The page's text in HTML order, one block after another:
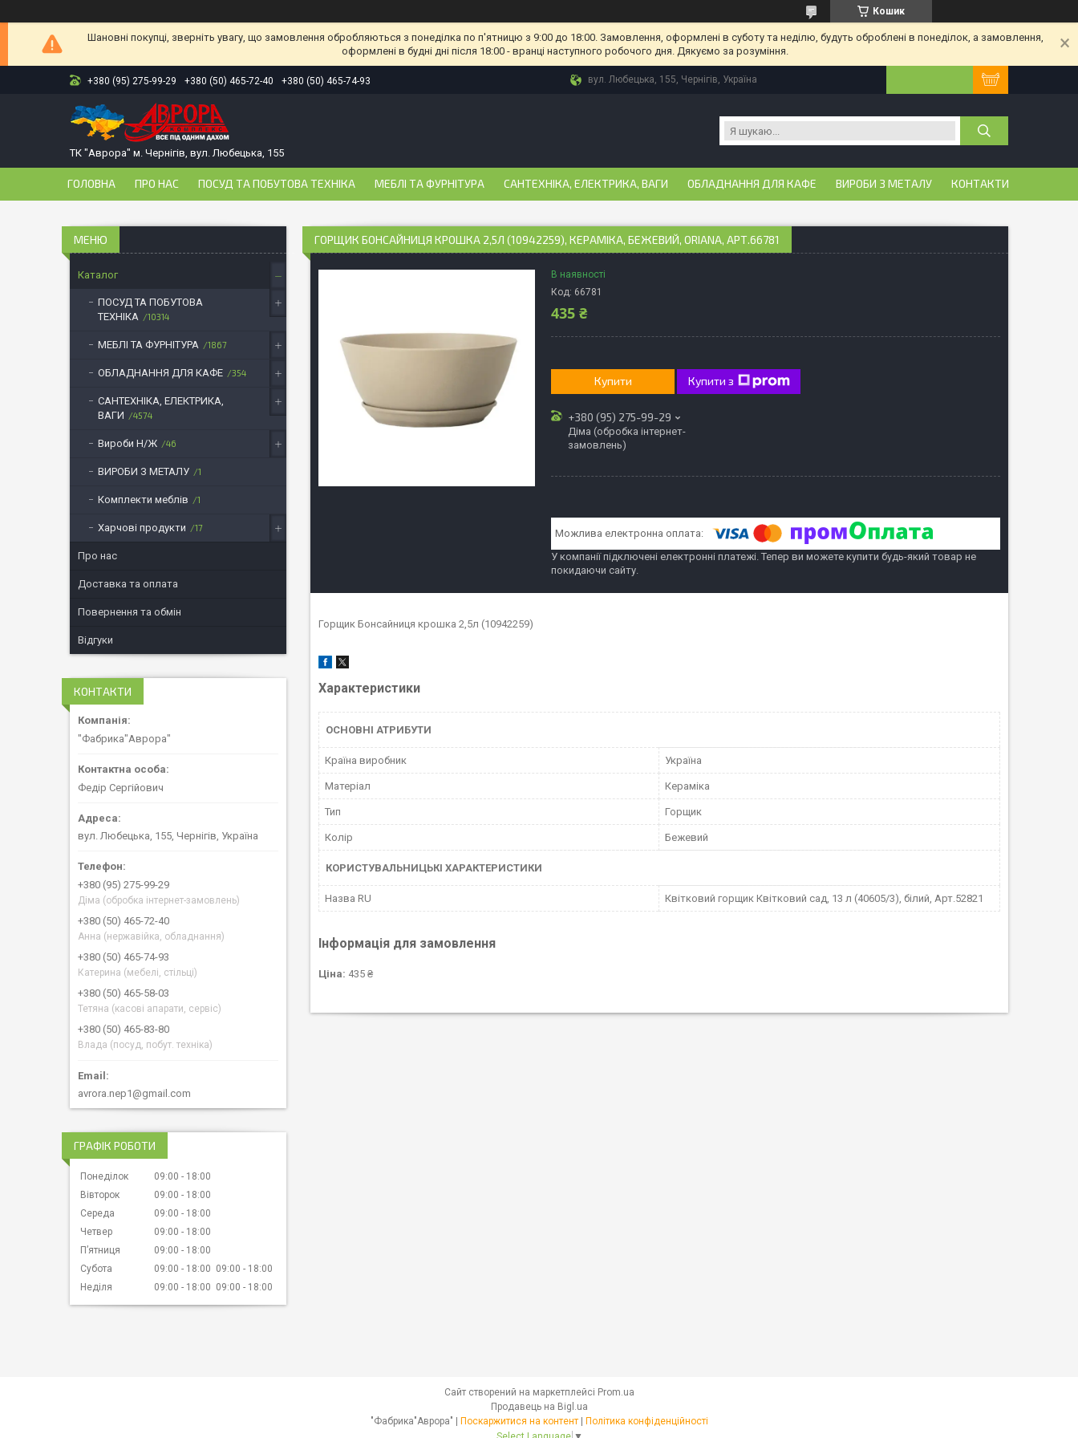
Кошик
Шановні покупці, зверніть увагу, що замовлення обробляються з понеділка по п'ятницю з 9:00 до 18:00. Замовлення, оформлені в суботу та неділю, будуть оброблені в понеділок, а замовлення,
оформлені в будні дні після 18:00 - вранці наступного робочого дня. Дякуємо за розуміння.
+380 (95) 275-99-29 +380 (50) 465-72-40 +380 (50) 465-74-93 вул. Любецька, 155, Чернігів, Україна
ТК "Аврора" м. Чернігів, вул. Любецька, 155
ГОЛОВНА ПРО НАС ПОСУД ТА ПОБУТОВА ТЕХНІКА МЕБЛІ ТА ФУРНІТУРА САНТЕХНІКА, ЕЛЕКТРИКА, ВАГИ ОБЛАДНАННЯ ДЛЯ КАФЕ ВИРОБИ З МЕТАЛУ КОНТАКТИ
ГОРЩИК БОНСАЙНИЦЯ КРОШКА 2,5Л (10942259), КЕРАМІКА, БЕЖЕВИЙ, ORIANA, АРТ.66781
В наявності
Код: 66781
435 ₴
Купити Купити з
+380 (95) 275-99-29
Діма (обробка інтернет-
замовлень)
У компанії підключені електронні платежі. Тепер ви можете купити будь-який товар не
покидаючи сайту.
Горщик Бонсайниця крошка 2,5л (10942259)
Характеристики
ОСНОВНІ АТРИБУТИ
Країна виробник Україна
Матеріал Кераміка
Тип Горщик
Колір Бежевий
КОРИСТУВАЛЬНИЦЬКІ ХАРАКТЕРИСТИКИ
Назва RU Квітковий горщик Квітковий сад, 13 л (40605/3), білий, Арт.52821
Інформація для замовлення
Ціна: 435 ₴
Каталог
ПОСУД ТА ПОБУТОВА
ТЕХНІКА
10314
МЕБЛІ ТА ФУРНІТУРА 1867
ОБЛАДНАННЯ ДЛЯ КАФЕ 354
САНТЕХНІКА, ЕЛЕКТРИКА,
ВАГИ
4574
Вироби Н/Ж 46
ВИРОБИ З МЕТАЛУ 1
Комплекти меблів 1
Харчові продукти 17
Про нас
Доставка та оплата
Повернення та обмін
Відгуки
КОНТАКТИ
"Фабрика"Аврора"
Федір Сергійович
вул. Любецька, 155, Чернігів, Україна
+380 (95) 275-99-29
Діма (обробка інтернет-замовлень)
+380 (50) 465-72-40
Анна (нержавійка, обладнання)
+380 (50) 465-74-93
Катерина (мебелі, стільці)
+380 (50) 465-58-03
Тетяна (касові апарати, сервіс)
+380 (50) 465-83-80
Влада (посуд, побут. техніка)
avrora.nep1@gmail.com
ГРАФІК РОБОТИ
Понеділок 09:00
18:00
Вівторок
09:00
18:00
Середа
09:00
18:00
Четвер
09:00
18:00
Пʼятниця
09:00
18:00
Субота
09:00 18:00 09:00
18:00
Неділя
09:00 18:00 09:00 18:00
Сайт створений на маркетплейсі Prom.ua
Продавець на Bigl.ua
Поскаржитися на контент
Політика конфіденційності